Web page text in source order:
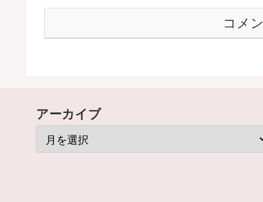
コメ
アーカイブ